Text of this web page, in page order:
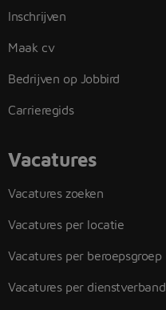
Inschrijven
Maak cv
Bedrijven op Jobbird
Carrieregids
Vacatures
Vacatures zoeken
Vacatures per locatie
Vacatures per beroepsgroep
Vacatures per dienstverband